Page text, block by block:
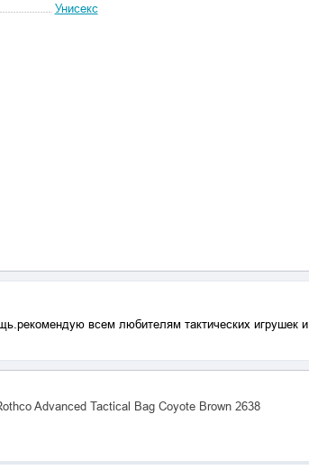
Унисекс
всем любителям тактических игрушек и
Advanced Tactical Bag Coyote Brown 2638